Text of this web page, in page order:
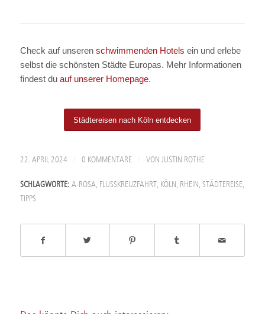
Check auf unseren schwimmenden Hotels ein und erlebe
selbst die schönsten Städte Europas. Mehr Informationen
findest du auf unserer Homepage.
Städtereisen nach Köln entdecken
22. APRIL 2024 0 KOMMENTARE VON JUSTIN ROTHE
SCHLAGWORTE: A-ROSA, FLUSSKREUZFAHRT , KÖLN , RHEIN , STÄDTEREISE,
TIPPS